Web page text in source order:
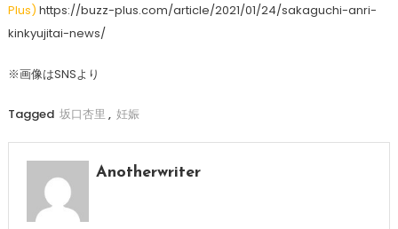
Plus) https://buzz-plus.com/article/2021/01/24/sakaguchi-anri-
kinkyujitai-news/
※画像はSNSより
Tagged 坂口杏里 , 妊娠
Anotherwriter